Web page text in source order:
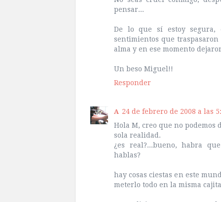
pensar...
De lo que sí estoy
sentimientos que
alma y en ese momento
Un beso Miguel!!
Responder
A 24 de febrero de 2008 a las
Hola M, creo que no podemos
sola realidad.
¿es real?...bueno, habra
hablas?
hay cosas ciestas en este
meterlo todo en la misma